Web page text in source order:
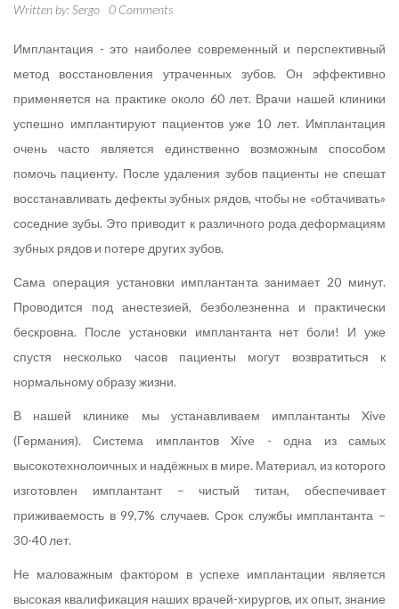
Written by:Sergo 0 Comments
Имплантация - это наиболее современный и перспективный
метод восстановления утраченных зубов. Он эффективно
применяется на практике около 60 лет. Врачи нашей клиники
успешно имплантируют пациентов уже 10 лет. Имплантация
очень часто является единственно возможным способом
помочь пациенту. После удаления зубов пациенты не спешат
восстанавливать дефекты зубных рядов, чтобы не «обтачивать»
соседние зубы. Это приводит к различного рода деформациям
зубных рядов и потере других зубов.
Сама операция установки имплантанта занимает 20 минут.
Проводится под анестезией, безболезненна и практически
бескровна. После установки имплантанта нет боли! И уже
спустя несколько часов пациенты могут возвратиться к
нормальному образу жизни.
В нашей клинике мы устанавливаем имплантанты Xive
(Германия). Система имплантов Xive - одна из самых
высокотехнолоичных и надёжных в мире. Материал, из которого
изготовлен имплантант – чистый титан, обеспечивает
приживаемость в 99,7% случаев. Срок службы имплантанта –
30-40 лет.
Не маловажным фактором в успехе имплантации является
высокая квалификация наших врачей-хирургов, их опыт, знание